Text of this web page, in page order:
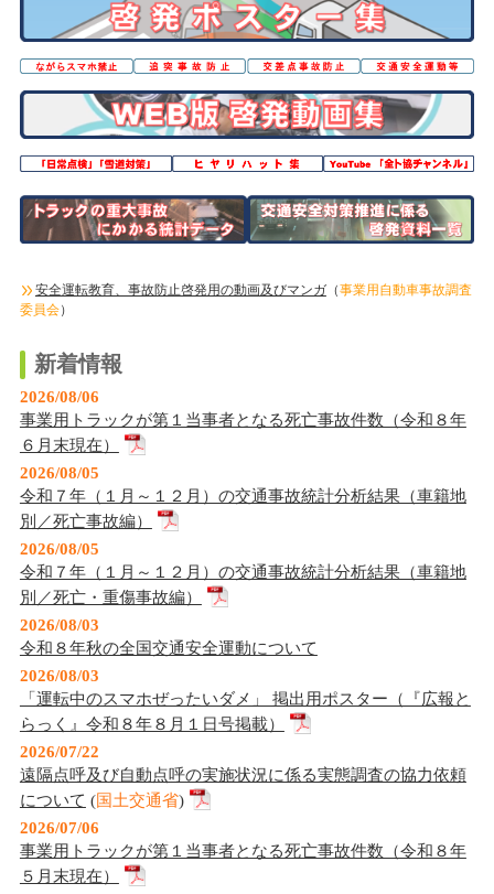
安全運転教育、事故防止啓発用の動画及びマンガ（事業用自動車事故調査
委員会）
新着情報
2026/08/06
事業用トラックが第１当事者となる死亡事故件数（令和８年
６月末現在）
2026/08/05
令和７年（１月～１２月）の交通事故統計分析結果（車籍地
別／死亡事故編）
2026/08/05
令和７年（１月～１２月）の交通事故統計分析結果（車籍地
別／死亡・重傷事故編）
2026/08/03
令和８年秋の全国交通安全運動について
2026/08/03
「運転中のスマホぜったいダメ」 掲出用ポスター（『広報と
らっく』令和８年８月１日号掲載）
2026/07/22
遠隔点呼及び自動点呼の実施状況に係る実態調査の協力依頼
について (国土交通省)
2026/07/06
事業用トラックが第１当事者となる死亡事故件数（令和８年
５月末現在）